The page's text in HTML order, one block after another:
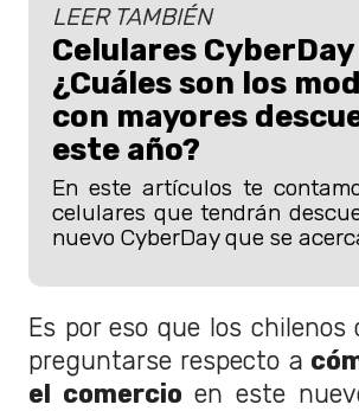
LEER TAMBIÉN
Celulares
¿Cuáles son los
con mayores
este año?
En este artículos te
celulares que tendrán
nuevo CyberDay que se
Es por eso que los chilenos
preguntarse respecto a
el comercio en este